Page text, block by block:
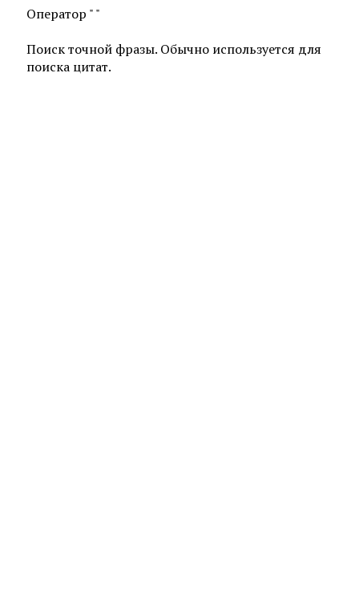
Оператор " "
Поиск точной фразы. Обычно используется для
поиска цитат.